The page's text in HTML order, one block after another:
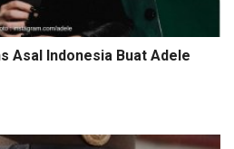
Asal Indonesia Buat Adele